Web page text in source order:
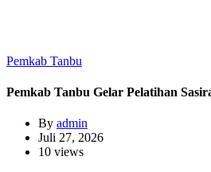
Pemkab Tanbu
Pemkab Tanbu Gelar Pelatihan
By admin
Juli 27, 2026
10 views